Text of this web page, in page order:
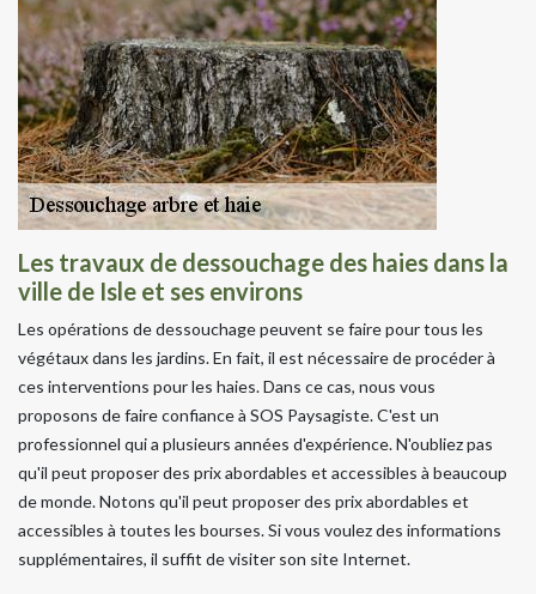
Les travaux de dessouchage des haies dans la
ville de Isle et ses environs
Les opérations de dessouchage peuvent se faire pour tous les
végétaux dans les jardins. En fait, il est nécessaire de procéder à
ces interventions pour les haies. Dans ce cas, nous vous
proposons de faire confiance à SOS Paysagiste. C'est un
professionnel qui a plusieurs années d'expérience. N'oubliez pas
qu'il peut proposer des prix abordables et accessibles à beaucoup
de monde. Notons qu'il peut proposer des prix abordables et
accessibles à toutes les bourses. Si vous voulez des informations
supplémentaires, il suffit de visiter son site Internet.